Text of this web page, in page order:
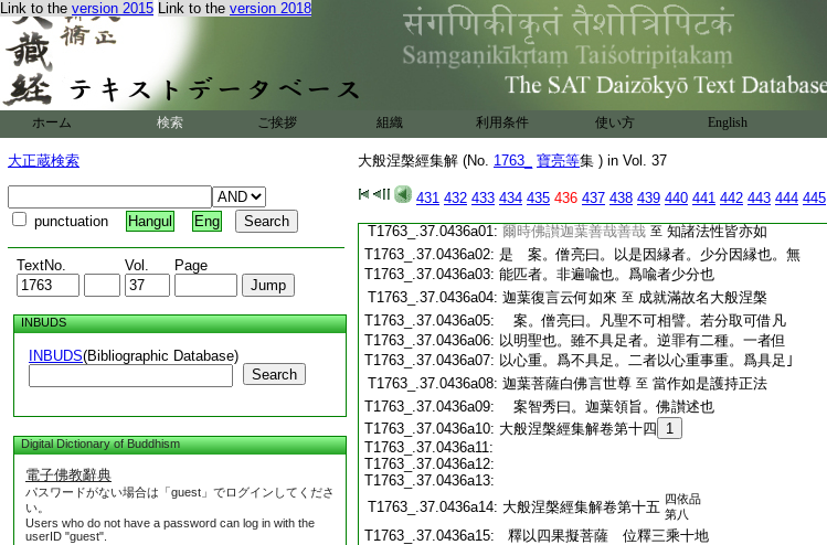
Link to the version 2015 Link to the version 2018
ホーム 検索 ご挨拶 組織 利用条件 使い方 English
大正蔵検索
punctuation Hangul Eng
TextNo. Vol. Page
INBUDS
INBUDS(Bibliographic Database)
Search
Digital Dictionary of Buddhism
電子佛教辭典
パスワードがない場合は「guest」でログインしてくださ
い。
Users who do not have a password can log in with the
userID "guest".
大般涅槃經集解 (No. 1763_ 寶亮等集 ) in Vol. 37
431 432 433 434 435 436 437 438 439 440 441 442 443 444 445
T1763_.37.0435c20:耳。欲除煩惱。 6 吐已還者。修道斷結。功登果
T1763_.37.0435c21: 就。俯入生死。譬如還也。同伴問者。如迦葉今
T1763_.37.0435c22:所 7 問也。若言差者。如來解釋果地之妙極
也。顯別昔 8 曰捨身捨智。言虚不實也
迦葉復言不生不滅
如來之性即是解脱
T1763_.37.0435c25:案。慧朗曰。迦葉因釋解脱。有此句也。故以爲
T1763_.37.0435c26:難請重釋也
T1763_.37.0435c27: 佛告迦葉善男子是事不然
T1763_.37.0435c28: 之音 案。僧亮曰。以鳥譬鳥。以聲譬聲遍取
T1763_.37.0435c29: 同鳥。不得相比也。分取可譬佛聲也
T1763_.37.0436a01: 爾時佛讃迦葉善哉善哉 至 知諸法性皆亦如
T1763_.37.0436a02: 是 案。僧亮曰。以是因縁者。少分因縁也。無
T1763_.37.0436a03: 能匹者。非遍喩也。爲喩者少分也
T1763_.37.0436a04: 迦葉復言云何如來 至 成就滿故名大般涅槃
T1763_.37.0436a05:
案。僧亮曰。凡聖不可相譬。若分取可借凡
T1763_.37.0436a06: 以明聖也。雖不具足者。逆罪有二種。一者但
T1763_.37.0436a07: 以心重。爲不具足。二者以心重事重。爲具足｣
T1763_.37.0436a08: 迦葉菩薩白佛言世尊 至 當作如是護持正法
T1763_.37.0436a09:
案智秀曰。迦葉領旨。佛讃述也
T1763_.37.0436a10: 大般涅槃經集解卷第十四
1
T1763_.37.0436a11:
T1763_.37.0436a12:
T1763_.37.0436a13:
T1763_.37.0436a14: 大般涅槃經集解卷第十五 四依品
第八
T1763_.37.0436a15:
釋以四果擬菩薩 位釋三乘十地